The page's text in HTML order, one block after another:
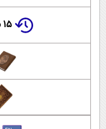
۱۵ سال پیش در چنین روزی